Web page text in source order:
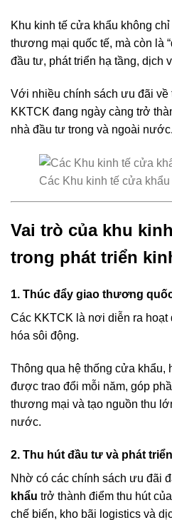
Khu kinh tế cửa khẩu không
thương mại quốc tế, mà còn là
đầu tư, phát triển hạ tầng, dịch
Với nhiều chính sách ưu đãi về
KKTCK đang ngày càng trở
nhà đầu tư trong và ngoài nước.
Các Khu kinh tế cửa
Vai trò của khu
trong phát triển
1. Thúc đẩy giao thương
Các KKTCK là nơi diễn ra hoạt
hóa sôi động.
Thông qua hệ thống cửa khẩu,
được trao đổi mỗi năm, góp
thương mại và tạo nguồn thu
nước.
2. Thu hút đầu tư và phát
Nhờ có các chính sách ưu đãi
khẩu trở thành điểm thu hút
chế biến, kho bãi logistics và